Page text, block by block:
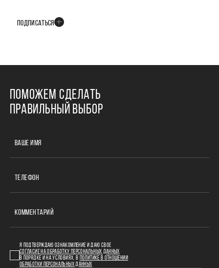
ПОДПИСАТЬСЯ
ПОМОЖЕМ СДЕЛАТЬ
ПРАВИЛЬНЫЙ ВЫБОР
ВАШЕ ИМЯ
ТЕЛЕФОН
КОММЕНТАРИЙ
Я ПОДТВЕРЖДАЮ ОЗНАКОМЛЕНИЕ И ДАЮ СВОЕ
СОГЛАСИЕ НА ОБРАБОТКУ ПЕРСОНАЛЬНЫХ ДАННЫХ
В ПОРЯДКЕ И НА УСЛОВИЯХ, В
ПОЛИТИКЕ В ОТНОШЕНИИ
ОБРАБОТКИ ПЕРСОНАЛЬНЫХ ДАННЫХ